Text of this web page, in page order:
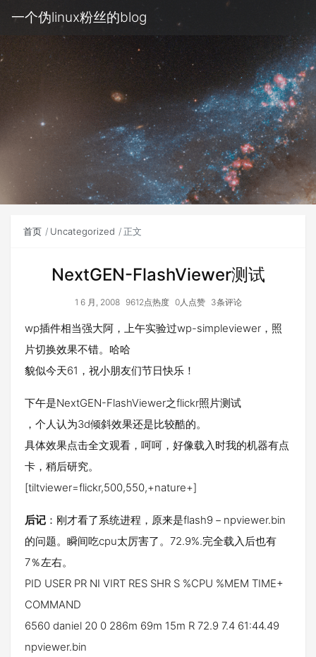
一个伪linux粉丝的blog
首页 Uncategorized 正文
NextGEN-FlashViewer测试
1 6 月, 2008 9612点热度 0人点赞 3条评论
wp插件相当强大阿，上午实验过wp-simpleviewer，照
片切换效果不错。哈哈
貌似今天61，祝小朋友们节日快乐！
下午是NextGEN-FlashViewer之flickr照片测试
，个人认为3d倾斜效果还是比较酷的。
具体效果点击全文观看，呵呵，好像载入时我的机器有点
卡，稍后研究。
[tiltviewer=flickr,500,550,+nature+]
后记 ：刚才看了系统进程，原来是flash9－npviewer.bin
的问题。瞬间吃cpu太厉害了。72.9%.完全载入后也有
7％左右。
PID USER PR NI VIRT RES SHR S %CPU %MEM TIME+
COMMAND
6560 daniel 20 0 286m 69m 15m R 72.9 7.4 61:44.49
npviewer.bin